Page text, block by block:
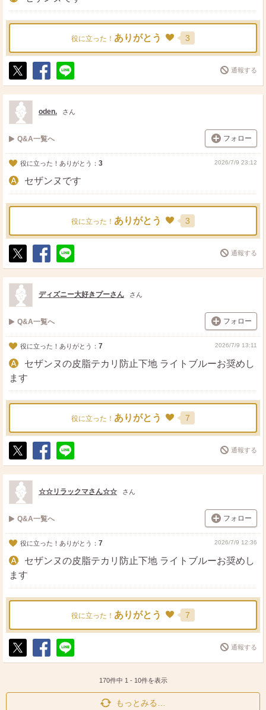
役に立った！ ありがとう 3
ポ
ス
ト
シ
ェ
送
る
通報する
oden. さん
Q&A一覧へ フォロー
役に立った！ありがとう： 3 2026/7/9 23:12
セザンヌです
役に立った！ ありがとう 3
ポ
ス
ト
シ
ェ
送
る
通報する
ディズニー大好きプーさん さん
Q&A一覧へ フォロー
役に立った！ありがとう： 7 2026/7/9 13:11
セザンヌの皮脂テカリ防止下地 ライトブルーお奨めし
ます
役に立った！ ありがとう 7
ポ
ス
ト
シ
ェ
送
る
通報する
☆☆リラックマさん☆☆ さん
Q&A一覧へ フォロー
役に立った！ありがとう： 7 2026/7/9 12:36
セザンヌの皮脂テカリ防止下地 ライトブルーお奨めし
ます
役に立った！ ありがとう 7
ポ
シ
送
通報する
170件中 1 - 10件を表示
もっとみる…